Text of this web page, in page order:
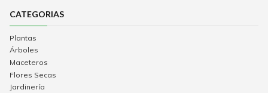
CATEGORIAS
Plantas
Árboles
Maceteros
Flores Secas
Jardinería